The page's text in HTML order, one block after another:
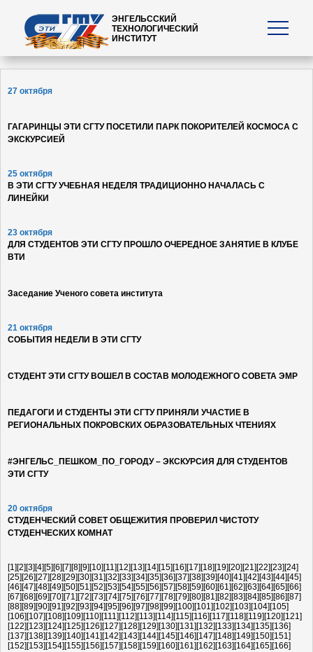
ЭНГЕЛЬССКИЙ
ТЕХНОЛОГИЧЕСКИЙ
ИНСТИТУТ
27 октября
ГАГАРИНЦЫ ЭТИ СГТУ ПОСЕТИЛИ ПАРК ПОКОРИТЕЛЕЙ КОСМОСА С
ЭКСКУРСИЕЙ
25 октября
В ЭТИ СГТУ УЧЕБНАЯ НЕДЕЛЯ ТРАДИЦИОННО НАЧАЛАСЬ С
ЛИНЕЙКИ
23 октября
ДЛЯ СТУДЕНТОВ ЭТИ СГТУ ПРОШЛО ОЧЕРЕДНОЕ ЗАНЯТИЕ В КЛУБЕ
ВТИ
Заседание Ученого совета института
21 октября
СОБЫТИЯ НЕДЕЛИ В ЭТИ СГТУ
СТУДЕНТ ЭТИ СГТУ ВОШЕЛ В СОСТАВ МОЛОДЕЖНОГО СОВЕТА ЭМР
ПЕДАГОГИ И СТУДЕНТЫ ЭТИ СГТУ ПРИНЯЛИ УЧАСТИЕ В
РЕГИОНАЛЬНЫХ ПОКРОВСКИХ ОБРАЗОВАТЕЛЬНЫХ ЧТЕНИЯХ
#ЭНГЕЛЬС_ПЕШКОМ_ПО_ГОРОДУ – ЭКСКУРСИЯ ДЛЯ СТУДЕНТОВ
ЭТИ СГТУ
20 октября
СТУДЕНЧЕСКИЙ СОВЕТ ОБЩЕЖИТИЯ ПРОВЕРИЛ ЧИСТОТУ
СТУДЕНЧЕСКИХ КОМНАТ
[1] [2] [3] [4] [5] [6] [7] [8] [9] [10] [11] [12] [13] [14] [15] [16] [17] [18] [19] [20] [21] [22] [23] [24]
[25] [26] [27] [28] [29] [30] [31] [32] [33] [34] [35] [36] [37] [38] [39] [40] [41] [42] [43] [44] [45]
[46] [47] [48] [49] [50] [51] [52] [53] [54] [55] [56] [57] [58] [59] [60] [61] [62] [63] [64] [65] [66]
[67] [68] [69] [70] [71] [72] [73] [74] [75] [76] [77] [78] [79] [80] [81] [82] [83] [84] [85] [86] [87]
[88] [89] [90] [91] [92] [93] [94] [95] [96] [97] [98] [99] [100] [101] [102] [103] [104] [105]
[106] [107] [108] [109] [110] [111] [112] [113] [114] [115] [116] [117] [118] [119] [120] [121]
[122] [123] [124] [125] [126] [127] [128] [129] [130] [131] [132] [133] [134] [135] [136]
[137] [138] [139] [140] [141] [142] [143] [144] [145] [146] [147] [148] [149] [150] [151]
[152] [153] [154] [155] [156] [157] [158] [159] [160] [161] [162] [163] [164] [165] [166]